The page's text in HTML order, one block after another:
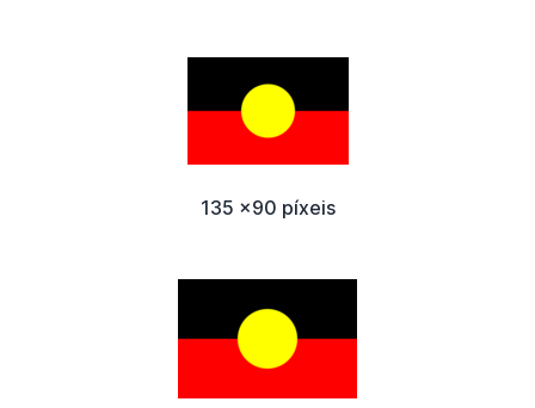
135 x90 píxeis